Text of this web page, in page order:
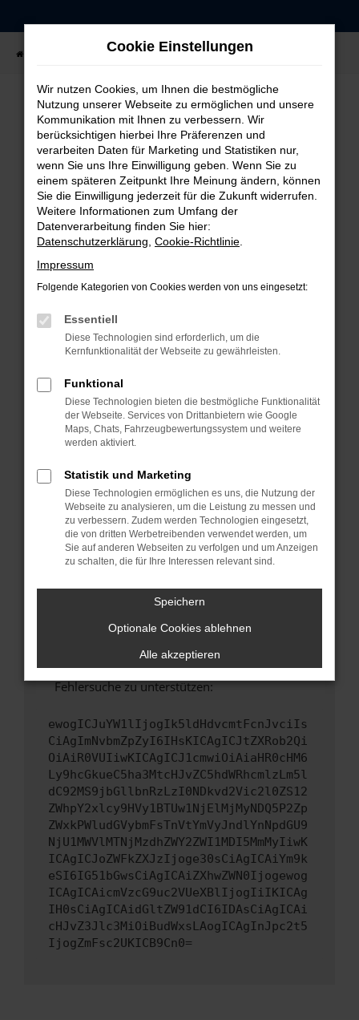
Zum
springen
Fahrzeugangebote Fahrzeug-Showroom
FEHLER: NETWORK ERROR
Beim Laden ist ein Fehler aufgetreten.
Hier sind ein paar Tipps, die dir helfen können:
Überprüfe deine Firewall und deine
Internetverbindung.
Suchmaschine?
Manche Erweiterungen, wie Werbeblocker,
können das Laden bestimmter Seiten
verhindern. Funktioniert die Seite in einem
Fenster?
Starte dein Gerät neu.
Das kann manchmal helfen, vorübergehende
Probleme zu beheben.
Stelle sicher, dass dein Browser und dein
Betriebssystem auf dem neuesten Stand
sind.
Veraltete Software birgt nicht nur ein
Sicherheitsrisiko, sondern kann auch dazu
führen, dass bestimmte Funktionen nicht mehr
Wende dich an den Webseitenbetreiber.
hast, kontaktiere uns bitte. Wir werden
versuchen, das Problem zu beheben. Du kannst
uns diesen Text schicken, um uns bei der
Fehlersuche zu unterstützen:
ewogICJuYW1lIjogIk5ldHdvcmtFcnJvciIs
CiAgImNvbmZpZyI6IHsKICAgICJtZXRob2Qi
OiAiR0VUIiwKICAgICJ1cmwiOiAiaHR0cHM6
Ly9hcGkueC5ha3MtcHJvZC5hdWRhcmlzLm5l
dC92MS9jbGllbnRzLzI0NDkvd2Vic2l0ZS12
ZWhpY2xlcy9HVy1BTUw1NjElMjMyNDQ5P2Zp
ZWxkPWludGVybmFsTnVtYmVyJndlYnNpdGU9
NjU1MWVlMTNjMzdhZWY2ZWI1MDI5MmMyIiwK
ICAgICJoZWFkZXJzIjoge30sCiAgICAiYm9k
eSI6IG51bGwsCiAgICAiZXhwZWN0Ijogewog
ICAgICAicmVzcG9uc2VUeXBlIjogIiIKICAg
IH0sCiAgICAidGltZW91dCI6IDAsCiAgICAi
cHJvZ3Jlc3MiOiBudWxsLAogICAgInJpc2t5
IjogZmFsc2UKICB9Cn0=
Cookie Einstellungen
Wir nutzen Cookies, um Ihnen die bestmögliche
Nutzung unserer Webseite zu ermöglichen und unsere
Kommunikation mit Ihnen zu verbessern. Wir
berücksichtigen hierbei Ihre Präferenzen und
verarbeiten Daten für Marketing und Statistiken nur,
wenn Sie uns Ihre Einwilligung geben. Wenn Sie zu
einem späteren Zeitpunkt Ihre Meinung ändern, können
Sie die Einwilligung jederzeit für die Zukunft widerrufen.
Weitere Informationen zum Umfang der
Datenverarbeitung finden Sie hier:
Datenschutzerklärung Cookie-Richtlinie
Impressum
Folgende Kategorien von Cookies werden von uns eingesetzt:
Essentiell
Diese Technologien sind erforderlich, um die
Kernfunktionalität der Webseite zu gewährleisten.
Funktional
Diese Technologien bieten die bestmögliche Funktionalität
der Webseite. Services von Drittanbietern wie Google
Maps, Chats, Fahrzeugbewertungssystem und weitere
werden aktiviert.
Statistik und Marketing
Diese Technologien ermöglichen es uns, die Nutzung der
Webseite zu analysieren, um die Leistung zu messen und
zu verbessern. Zudem werden Technologien eingesetzt,
die von dritten Werbetreibenden verwendet werden, um
Sie auf anderen Webseiten zu verfolgen und um Anzeigen
zu schalten, die für Ihre Interessen relevant sind.
Speichern
Optionale Cookies ablehnen
Alle akzeptieren